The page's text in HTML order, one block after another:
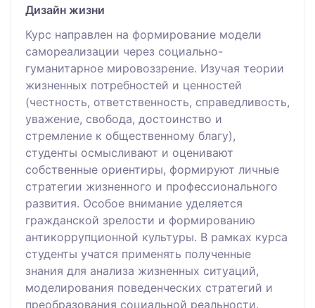
Дизайн жизни
Курс направлен на формирование модели
самореализации через социально-
гуманитарное мировоззрение. Изучая теории
жизненных потребностей и ценностей
(честность, ответственность, справедливость,
уважение, свобода, достоинство и
стремление к общественному благу),
студенты осмысливают и оценивают
собственные ориентиры, формируют личные
стратегии жизненного и профессионального
развития. Особое внимание уделяется
гражданской зрелости и формированию
антикоррупционной культуры. В рамках курса
студенты учатся применять полученные
знания для анализа жизненных ситуаций,
моделирования поведенческих стратегий и
преобразования социальной реальности.